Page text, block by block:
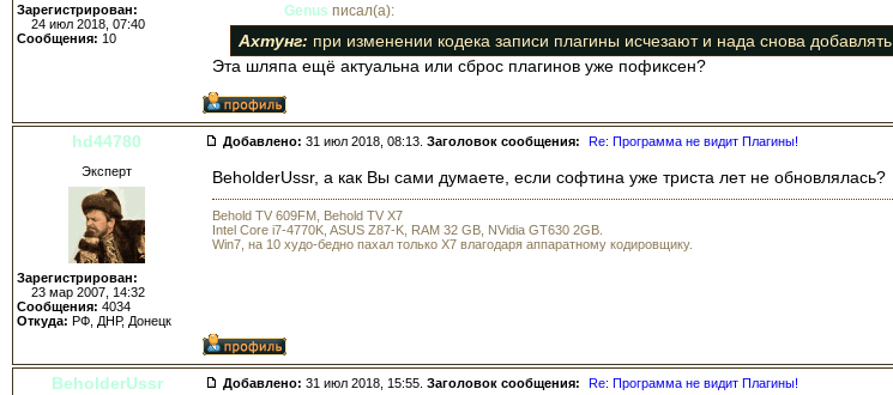
Зарегистрирован:
24 июл 2018, 07:40
Сообщения: 10
Genus писал(а):
Ахтунг: при изменении кодека записи плагины исчезают и нада снова добавлять.
Эта шляпа ещё актуальна или сброс плагинов уже пофиксен?
hd44780 Добавлено: 31 июл 2018, 08:13. Заголовок сообщения: Re: Программа не видит Плагины!
Эксперт
Зарегистрирован:
23 мар 2007, 14:32
Сообщения: 4034
Откуда: РФ, ДНР, Донецк
BeholderUssr, а как Вы сами думаете, если софтина уже триста лет не обновлялась?
Behold TV 609FM, Behold TV X7
Intel Core i7-4770K, ASUS Z87-K, RAM 32 GB, NVidia GT630 2GB.
Win7, на 10 худо-бедно пахал только X7 влагодаря аппаратному кодировщику.
BeholderUssr Добавлено: 31 июл 2018, 15:55. Заголовок сообщения: Re: Программа не видит Плагины!